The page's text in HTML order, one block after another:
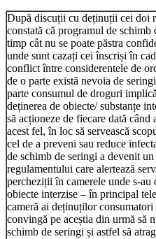
După discuții cu deținuții cei doi
constată că programul de
timp cât nu se poate păstra
unde sunt cazați cei înscriși în
conflict între considerentele de
de o parte există nevoia de
parte consumul de droguri
deținerea de obiecte/ substanțe
să acționeze de fiecare dată
acest fel, în loc să servească
cel de a preveni sau reduce
de schimb de seringi a devenit
regulamentului care alertează
percheziții în camerele unde s-
obiecte interzise – în principal
cameră ai deținuților
convingă pe aceștia din urmă să
schimb de seringi și astfel să